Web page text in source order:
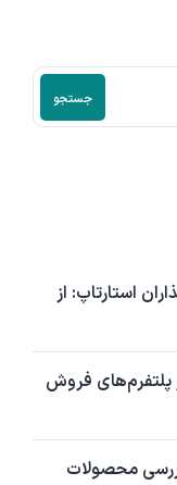
جستجو
استارتاپ: از
پلتفرم‌های فروش
محصولات